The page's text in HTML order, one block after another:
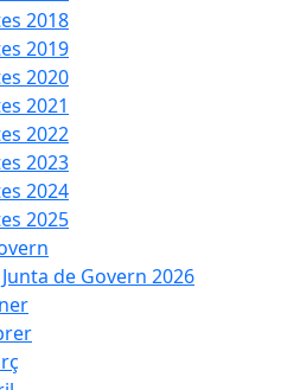
2018
2019
2020
2021
2022
2023
2024
2025
de Govern 2026